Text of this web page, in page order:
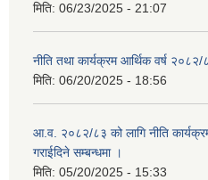
मिति: 06/23/2025 - 21:07
नीति तथा कार्यक्रम आर्थिक वर्ष २०८२/
मिति: 06/20/2025 - 18:56
आ.व. २०८२/८३ को लागि नीति
गराईदिने सम्बन्धमा ।
मिति: 05/20/2025 - 15:33